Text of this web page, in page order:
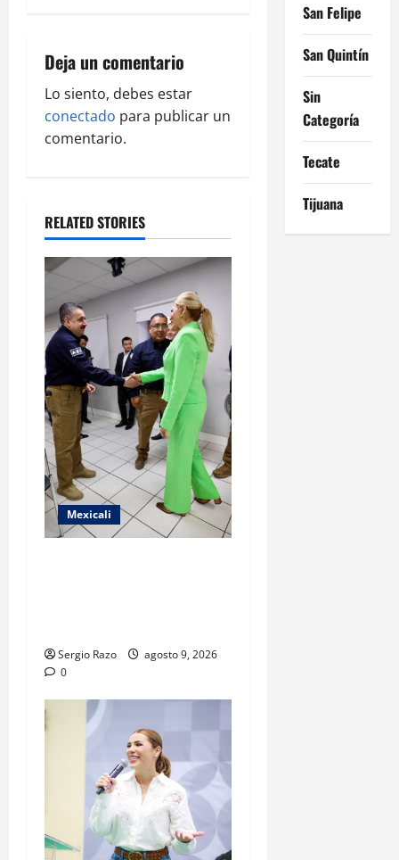
i
g
a
t
o
n
Deja un comentario
Lo siento, debes estar
conectado para publicar un
comentario.
RELATED STORIES
Mexicali
Sergio Razo
agosto 9, 2026
0
San Felipe
San Quintín
Sin
Categoría
Tecate
Tijuana